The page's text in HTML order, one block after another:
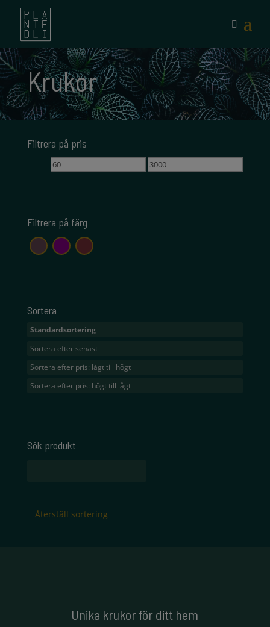
Krukor
Filtrera på pris
Min
Max
Filtrera på färg
aubergine
lila vinröd
Sortera
Standardsortering
Sortera efter senast
Sortera efter pris: lågt till högt
Sortera efter pris: högt till lågt
Sök produkt
Återställ sortering
Unika krukor för ditt hem